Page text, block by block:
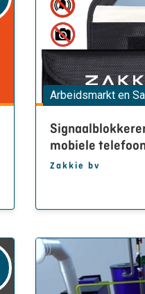
mobiele
Zakkie bv
Arbeidsmarkt en